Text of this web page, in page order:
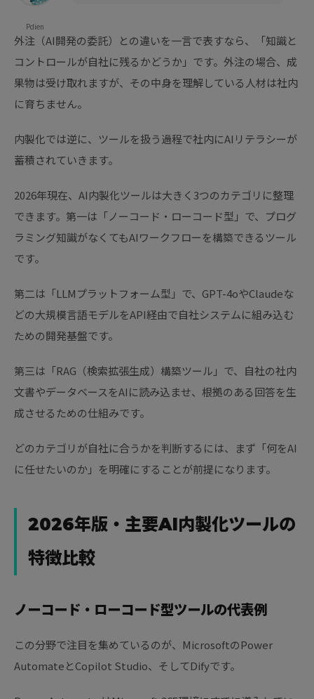
Pdien
外注（AI開発の委託）との違いを一言で表すなら、「知識と
コントロールが自社に残るかどうか」です。外注の場合、成
果物は受け取れますが、その中身を理解している人材は社内
に育ちません。
内製化では逆に、ツールを扱う過程で社内にAIリテラシーが
蓄積されていきます。
2026年現在、AI内製化ツールは大きく3つのカテゴリに整理
できます。第一は「ノーコード・ローコード型」で、プログ
ラミング知識がなくてもAIワークフローを構築できるツール
です。
第二は「LLMプラットフォーム型」で、GPT-4oやClaudeな
どの大規模言語モデルをAPI経由で自社システムに組み込む
ための開発基盤です。
第三は「RAG（検索拡張生成）構築ツール」で、自社の社内
文書やデータベースをAIに読み込ませ、根拠のある回答を生
成させるための仕組みです。
どのカテゴリが自社に合うかを判断するには、まず「何をAI
に任せたいのか」を明確にすることが前提になります。
2026年版・主要AI内製化ツールの
特徴比較
ノーコード・ローコード型ツールの代表例
この分野で注目を集めているのが、MicrosoftのPower
AutomateとCopilot Studio、そしてDifyです。